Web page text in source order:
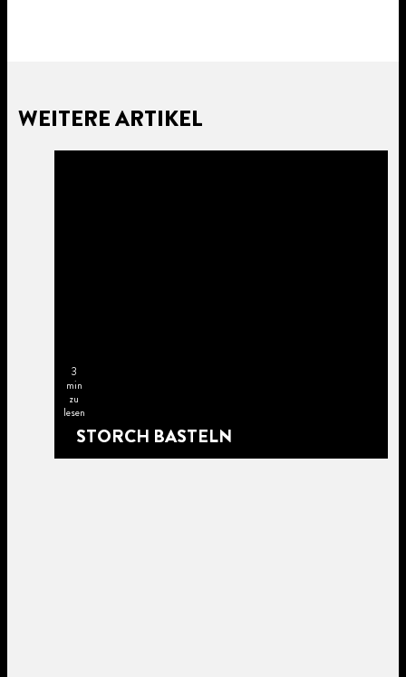
WEITERE ARTIKEL
3
min
zu
lesen
STORCH BASTELN